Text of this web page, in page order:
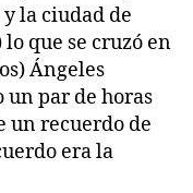
la ciudad de
que se cruzó en
Ángeles
par de horas
un recuerdo de
era la